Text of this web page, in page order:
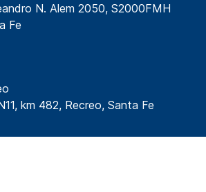
N. Alem 2050, S2000FMH
Fe
km 482, Recreo, Santa Fe